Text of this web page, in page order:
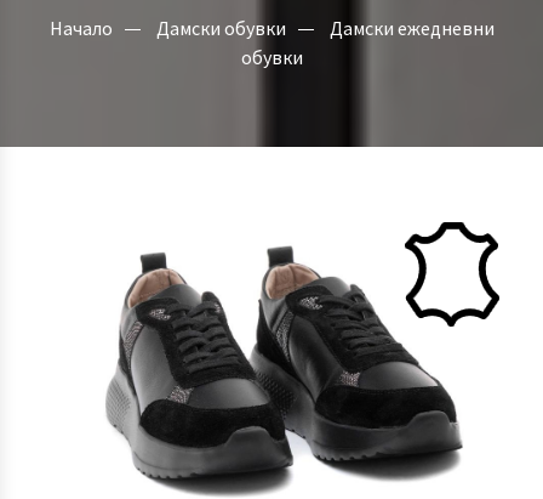
Начало Дамски обувки
Дамски ежедневни
обувки